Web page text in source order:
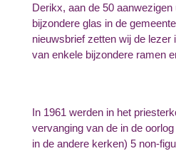
Derikx, aan de 50 aanwezigen
bijzondere glas in de
nieuwsbrief zetten wij de lezer
van enkele bijzondere ramen
In 1961 werden in het
vervanging van de in de
in de andere kerken) 5 non-